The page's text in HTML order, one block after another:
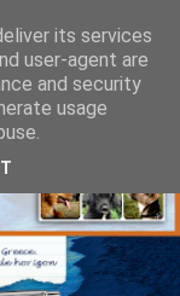
its services
user-agent are
and security
usage